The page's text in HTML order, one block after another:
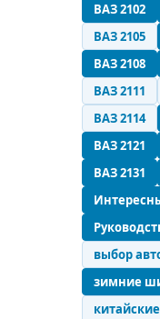
ВАЗ 2102
ВАЗ 2105
ВАЗ 2108
ВАЗ 2111
ВАЗ 2114
ВАЗ 2121
ВАЗ 2131
выбор
зимние